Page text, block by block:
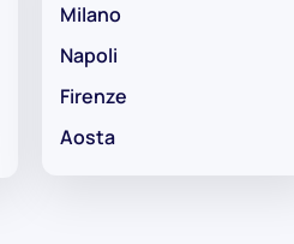
Milano
Napoli
Firenze
Aosta